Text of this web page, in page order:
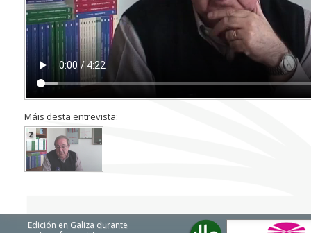
Máis desta entrevista:
2
Edición en Galiza durante